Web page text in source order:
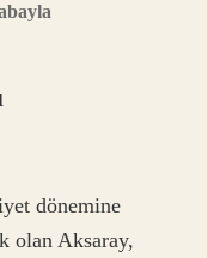
dönemine
olan Aksaray,